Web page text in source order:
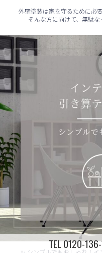
外壁塗装は家を守るために必
そんな方に向けて、無駄
✨ シンプルでもおしゃれ！
TEL0120-136-